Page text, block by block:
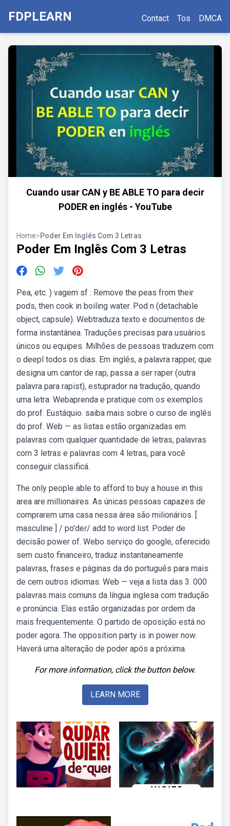
FDPLEARN Contact Tos DMCA
Cuando usar CAN y BE ABLE TO para decir
PODER en inglés - YouTube
Home>Poder Em Inglês Com 3 Letras
Poder Em Inglês Com 3 Letras
Pea, etc. ) vagem sf : Remove the peas from their
pods, then cook in boiling water. Pod n (detachable
object, capsule). Webtraduza texto e documentos de
forma instantânea. Traduções precisas para usuários
únicos ou equipes. Milhões de pessoas traduzem com
o deepl todos os dias. Em inglês, a palavra rapper, que
designa um cantor de rap, passa a ser raper (outra
palavra para rapist), estuprador na tradução, quando
uma letra. Webaprenda e pratique com os exemplos
do prof. Eustáquio. saiba mais sobre o curso de inglês
do prof. Web — as listas estão organizadas em
palavras com qualquer quantidade de letras, palavras
com 3 letras e palavras com 4 letras, para você
conseguir classificá.
The only people able to afford to buy a house in this
area are millionaires. As únicas pessoas capazes de
comprarem uma casa nessa área são milionários. [
masculine ] / po'deɾ/ add to word list. Poder de
decisão power of. Webo serviço do google, oferecido
sem custo financeiro, traduz instantaneamente
palavras, frases e páginas da do português para mais
de cem outros idiomas. Web — veja a lista das 3. 000
palavras mais comuns da língua inglesa com tradução
e pronúncia. Elas estão organizadas por ordem da
mais frequentemente. O partido de oposição está no
poder agora. The opposition party is in power now.
Haverá uma alteração de poder após a próxima.
For more information, click the button below.
LEARN MORE